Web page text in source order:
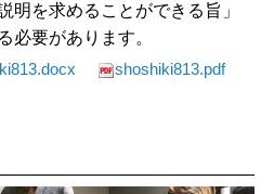
明を求めることができる旨」
必要があります。
shoshiki813.pdf